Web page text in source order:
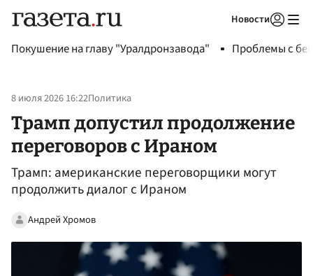
Новости
Покушение на главу "Уралдронзавода" Проблемы с
8 июля 2026 16:22Политика
Трамп допустил продолжение
переговоров с Ираном
Трамп: американские переговорщики могут
продолжить диалог с Ираном
Андрей Хромов